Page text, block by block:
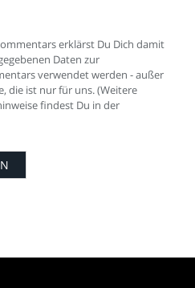
erklärst Du Dich damit
Daten zur
verwendet werden - außer
die ist nur für uns. (Weitere
findest Du in der